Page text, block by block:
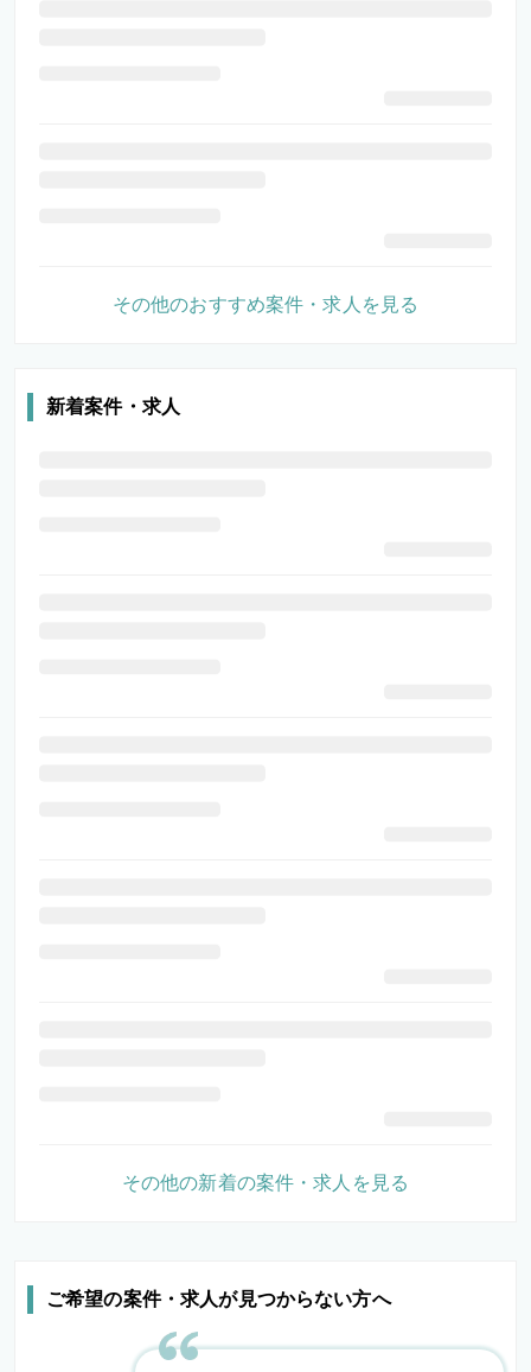
ご希望の案件・求人が見つからない方へ
その他のおすすめ案件・求人を見る
新着案件・求人
その他の新着の案件・求人を見る